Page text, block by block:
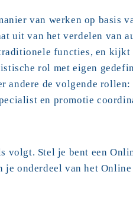
van werken op
uit van het verdelen van
functies, en kijkt
rol met eigen
andere de volgende
en promotie
Stel je bent een
je onderdeel van het